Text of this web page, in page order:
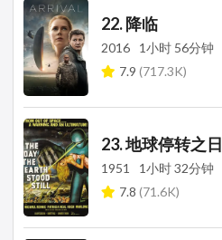
22. 降临
2016 1小时 56分钟
7.9 (717.3K)
23. 地球停转之日
1951
1小时 32分钟
7.8 (71.6K)